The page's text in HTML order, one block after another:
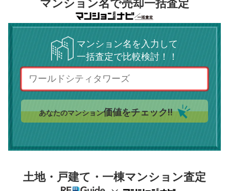
マンション名で売却一括査定
マンション名を入力して
一括査定で比較検討！！
あなたのマンション価値をチェック!!
土地・戸建て・一棟マンション査定